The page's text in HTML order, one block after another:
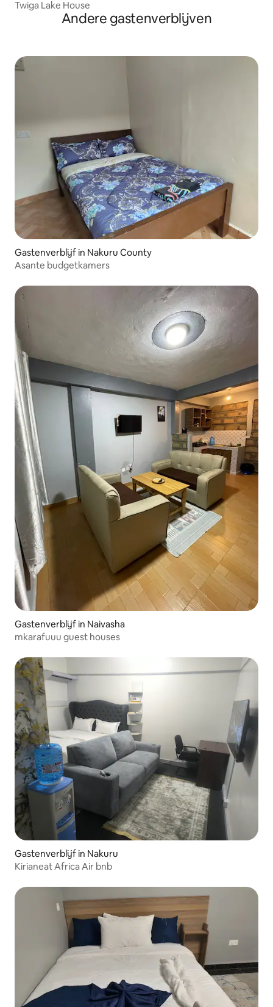
Twiga Lake House
Andere gastenverblijven
Gastenverblijf in Nakuru County
Asante budgetkamers
Gastenverblijf in Naivasha
mkarafuuu guest houses
Gastenverblijf in Nakuru
Kirianeat Africa Air bnb